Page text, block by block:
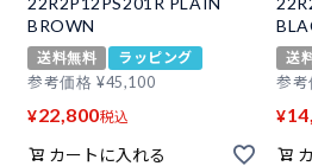
BROWN
送料無料
ラッピング
参考価格 ¥45,100
¥22,800税込
カートに入れる
送
参考
¥